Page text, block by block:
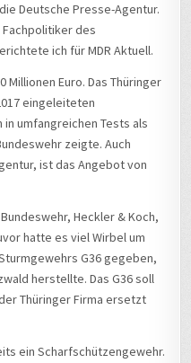
Deutsche Presse-Agentur.
des
ich für MDR Aktuell.
Millionen Euro. Das Thüringer
eingeleiteten
umfangreichen Tests als
zeigte. Auch
ist das Angebot von
Heckler & Koch,
hatte es viel Wirbel um
G36 gegeben,
herstellte. Das G36 soll
Thüringer Firma ersetzt
ein Scharfschützengewehr.